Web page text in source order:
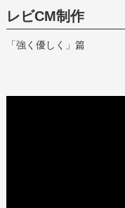
レビCM制作
「強く優しく」篇